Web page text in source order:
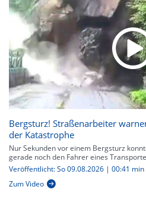
Bergsturz! Straßenarbeiter
der Katastrophe
Nur Sekunden vor einem Bergsturz
gerade noch den Fahrer eines
Veröffentlicht: So 09.08.2026 | 00:41 min
Zum Video